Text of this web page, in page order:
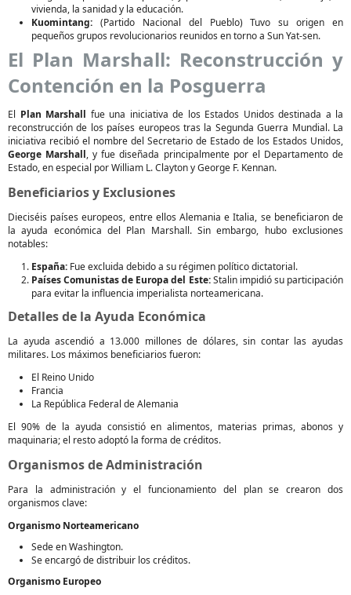
vivienda, la sanidad y la educación.
Kuomintang: (Partido Nacional del Pueblo) Tuvo su origen en
pequeños grupos revolucionarios reunidos en torno a Sun Yat-sen.
El Plan Marshall: Reconstrucción y
Contención en la Posguerra
El Plan Marshall fue una iniciativa de los Estados Unidos destinada a la
reconstrucción de los países europeos tras la Segunda Guerra Mundial. La
iniciativa recibió el nombre del Secretario de Estado de los Estados Unidos,
George Marshall, y fue diseñada principalmente por el Departamento de
Estado, en especial por William L. Clayton y George F. Kennan.
Beneficiarios y Exclusiones
Dieciséis países europeos, entre ellos Alemania e Italia, se beneficiaron de
la ayuda económica del Plan Marshall. Sin embargo, hubo exclusiones
notables:
España: Fue excluida debido a su régimen político dictatorial.
Países Comunistas de Europa del Este:Stalin impidió su participación
para evitar la influencia imperialista norteamericana.
Detalles de la Ayuda Económica
La ayuda ascendió a 13.000 millones de dólares, sin contar las ayudas
militares. Los máximos beneficiarios fueron:
El Reino Unido
Francia
La República Federal de Alemania
El 90% de la ayuda consistió en alimentos, materias primas, abonos y
maquinaria; el resto adoptó la forma de créditos.
Organismos de Administración
Para la administración y el funcionamiento del plan se crearon dos
organismos clave:
Organismo Norteamericano
Sede en Washington.
Se encargó de distribuir los créditos.
Organismo Europeo